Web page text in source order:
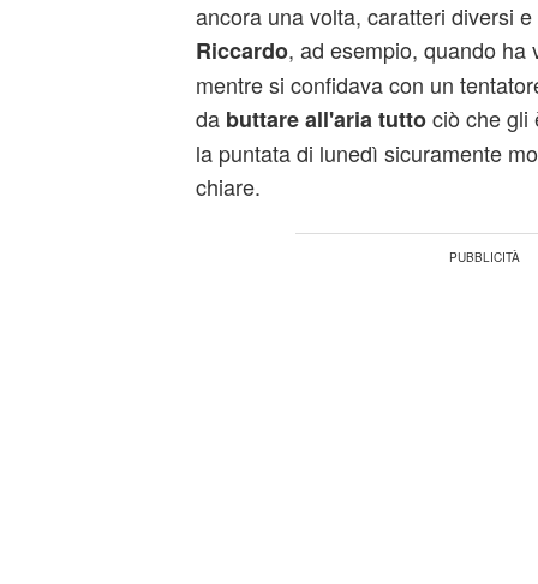
ancora una volta, caratteri diversi
Riccardo, ad esempio, quando ha
mentre si confidava con un
da buttare all'aria tuttociò che gli
la puntata di lunedì sicuramente
chiare.